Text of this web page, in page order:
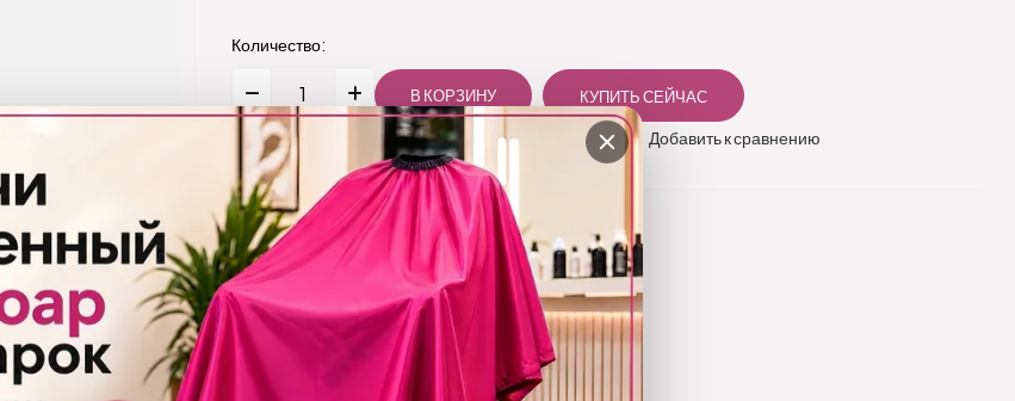
Количество:
Добавить в избранное Добавить к сравнению
Бренд:Felps
Код товара:1208